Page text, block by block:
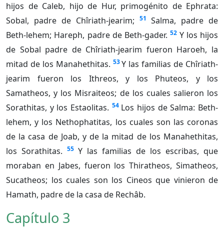
hijos de Caleb, hijo de Hur, primogénito de Ephrata:
Sobal, padre de Chîriath-jearim;
51
Salma, padre de
Beth-lehem; Hareph, padre de Beth-gader. 52 Y los hijos
de Sobal padre de Chîriath-jearim fueron Haroeh, la
mitad de los Manahethitas. 53 Y las familias de Chîriath-
jearim fueron los Ithreos, y los Phuteos, y los
Samatheos, y los Misraiteos; de los cuales salieron los
Sorathitas, y los Estaolitas. 54 Los hijos de Salma: Beth-
lehem, y los Nethophatitas, los cuales son las coronas
de la casa de Joab, y de la mitad de los Manahethitas,
los Sorathitas. 55 Y las familias de los escribas, que
moraban en Jabes, fueron los Thiratheos, Simatheos,
Sucatheos; los cuales son los Cineos que vinieron de
Hamath, padre de la casa de Rechâb.
Capítulo 3